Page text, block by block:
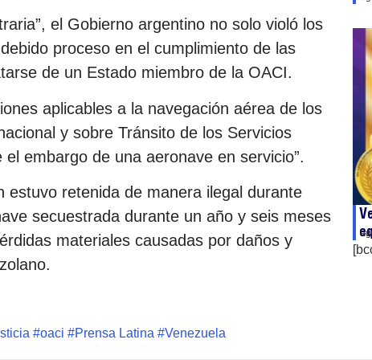
el Gobierno argentino no solo violó los
proceso en el cumplimiento de las
de un Estado miembro de la OACI.
aplicables a la navegación aérea de los
y sobre Tránsito de los Servicios
embargo de una aeronave en servicio”.
estuvo retenida de manera ilegal durante
secuestrada durante un año y seis meses
materiales causadas por daños y
#oaci #Prensa Latina #Venezuela